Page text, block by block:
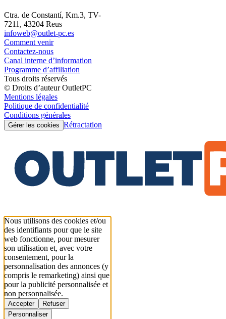
Ctra. de Constantí, Km.3, TV-
7211, 43204 Reus
infoweb@outlet-pc.es
Comment venir
Contactez-nous
Canal interne d’information
Programme d’affiliation
Tous droits réservés
© Droits d’auteur OutletPC
Mentions légales
Politique de confidentialité
Conditions générales
Gérer les cookies Rétractation
Nous utilisons des cookies et/ou
des identifiants pour que le site
web fonctionne, pour mesurer
son utilisation et, avec votre
consentement, pour la
personnalisation des annonces (y
compris le remarketing) ainsi que
pour la publicité personnalisée et
non personnalisée.
Accepter
Refuser
Personnaliser